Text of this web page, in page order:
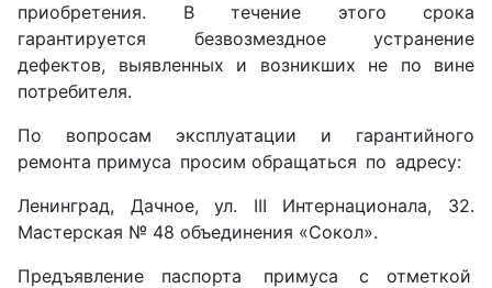
приобретения. В течение этого срока
гарантируется безвозмездное устранение
дефектов, выявленных и возникших не по вине
потребителя.
По вопросам эксплуатации и гарантийного
ремонта примуса просим обращаться по адресу:
Ленинград, Дачное, ул. III Интернационала, 32.
Мастерская № 48 объединения «Сокол».
Предъявление паспорта примуса с отметкой